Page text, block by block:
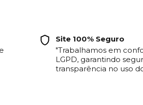
Site 100% Seguro
"Trabalhamos em
LGPD, garantindo
transparência no uso